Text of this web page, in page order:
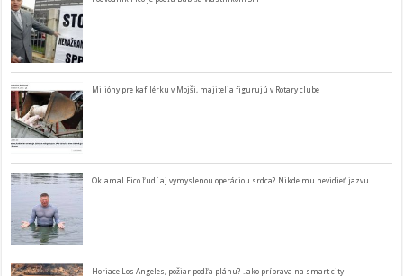
Milióny pre kafilérku v Mojši, majitelia figurujú v Rotary clube
Oklamal Fico ľudí aj vymyslenou operáciou srdca? Nikde mu nevidieť jazvu…
Horiace Los Angeles, požiar podľa plánu? ..ako príprava na smart city